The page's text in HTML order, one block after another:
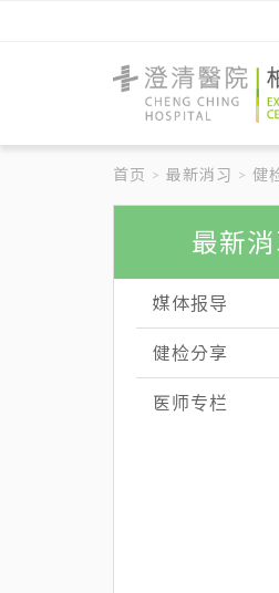
清
醫
院
柏
首页 最新消习 健
最新消
媒体报导
健检分享
医师专栏